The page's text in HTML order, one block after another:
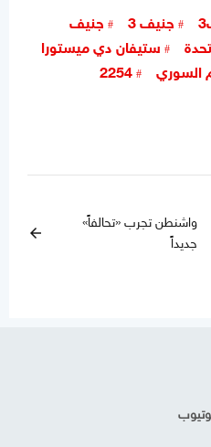
جنيف 3
جنيف
ستيفان دي ميستورا
السوري
2254
واشنطن تجرب «تحالفاً»
جديداً
arrow_back